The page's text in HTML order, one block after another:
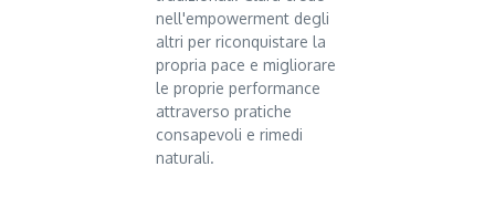
nell'empowerment degli
altri per riconquistare la
propria pace e migliorare
le proprie performance
attraverso pratiche
consapevoli e rimedi
naturali.